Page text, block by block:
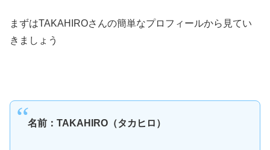
まずはTAKAHIROさんの簡単なプロフィールから見てい
きましょう
名前：TAKAHIRO（タカヒロ）